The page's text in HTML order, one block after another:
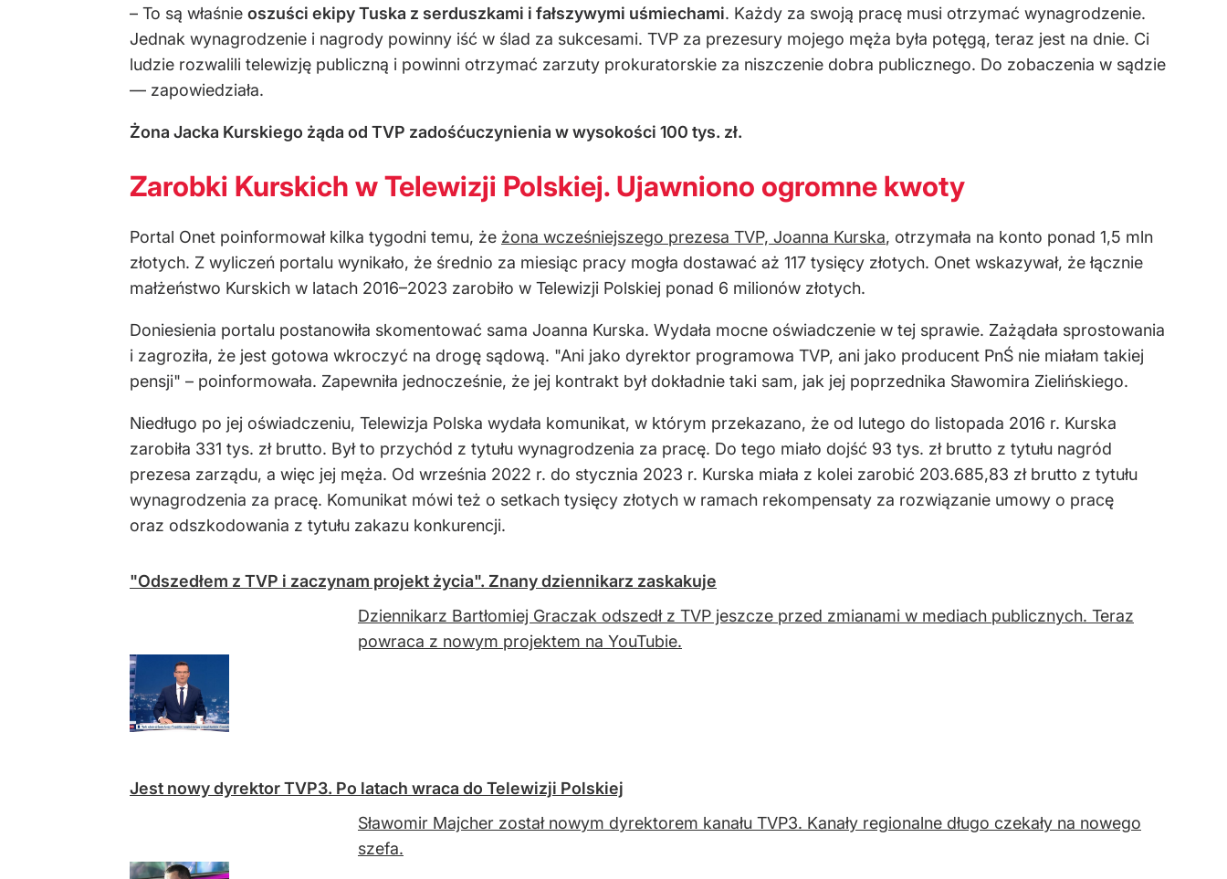
– To są właśnie oszuści ekipy Tuska z serduszkami i fałszywymi uśmiechami. Każdy za swoją pracę musi otrzymać wynagrodzenie.
Jednak wynagrodzenie i nagrody powinny iść w ślad za sukcesami. TVP za prezesury mojego męża była potęgą, teraz jest na dnie. Ci
ludzie rozwalili telewizję publiczną i powinni otrzymać zarzuty prokuratorskie za niszczenie dobra publicznego. Do zobaczenia w sądzie
— zapowiedziała.
Żona Jacka Kurskiego żąda od TVP zadośćuczynienia w wysokości 100 tys. zł.
Zarobki Kurskich w Telewizji Polskiej. Ujawniono ogromne kwoty
Portal Onet poinformował kilka tygodni temu, że żona wcześniejszego prezesa TVP, Joanna Kurska, otrzymała na konto ponad 1,5 mln
złotych. Z wyliczeń portalu wynikało, że średnio za miesiąc pracy mogła dostawać aż 117 tysięcy złotych. Onet wskazywał, że łącznie
małżeństwo Kurskich w latach 2016–2023 zarobiło w Telewizji Polskiej ponad 6 milionów złotych.
Doniesienia portalu postanowiła skomentować sama Joanna Kurska. Wydała mocne oświadczenie w tej sprawie. Zażądała sprostowania
i zagroziła, że jest gotowa wkroczyć na drogę sądową. "Ani jako dyrektor programowa TVP, ani jako producent PnŚ nie miałam takiej
pensji" – poinformowała. Zapewniła jednocześnie, że jej kontrakt był dokładnie taki sam, jak jej poprzednika Sławomira Zielińskiego.
Niedługo po jej oświadczeniu, Telewizja Polska wydała komunikat, w którym przekazano, że od lutego do listopada 2016 r. Kurska
zarobiła 331 tys. zł brutto. Był to przychód z tytułu wynagrodzenia za pracę. Do tego miało dojść 93 tys. zł brutto z tytułu nagród
prezesa zarządu, a więc jej męża. Od września 2022 r. do stycznia 2023 r. Kurska miała z kolei zarobić 203.685,83 zł brutto z tytułu
wynagrodzenia za pracę. Komunikat mówi też o setkach tysięcy złotych w ramach rekompensaty za rozwiązanie umowy o pracę
oraz odszkodowania z tytułu zakazu konkurencji.
"Odszedłem z TVP i zaczynam projekt życia". Znany dziennikarz zaskakuje
Dziennikarz Bartłomiej Graczak odszedł z TVP jeszcze przed zmianami w mediach publicznych. Teraz
powraca z nowym projektem na YouTubie.
Jest nowy dyrektor TVP3. Po latach wraca do Telewizji Polskiej
Sławomir Majcher został nowym dyrektorem kanału TVP3. Kanały regionalne długo czekały na nowego
szefa.